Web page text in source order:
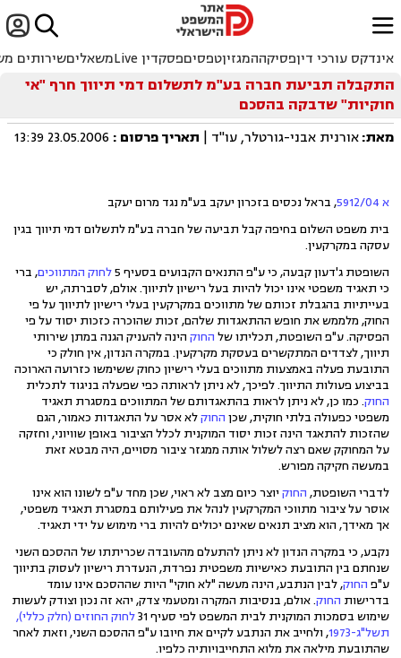

ﱐ
אינדקס עורכי דיןפסיקההמגזיןטפסיםפסקדין Live משאליםשירותים
התקבלה תביעת חברה בע"מ לתשלום דמי תיווך חרף "אי
חוקיות" שדבקה בהסכם
מאת:אורנית אבני-גורטלר, עו"ד | תאריך פרסום :
23.05.2006 13:39
א 5912/04
, בראל נכסים בזכרון יעקב בע"מ נגד מרום יעקב
בית משפט השלום בחיפה קבל תביעה של חברה בע"מ לתשלום דמי תיווך בגין
עסקה במקרקעין.
השופטת ג'דעון קבעה, כי ע"פ התנאים הקבועים בסעיף 5
לחוק המתווכים, ברי
כי תאגיד משפטי אינו יכול להיות בעל רישיון לתיווך. אולם, לסברתה, יש
בעייתיות בהגבלת זכותם של מתווכים במקרקעין בעלי רישיון לתיווך על פי
החוק, מלממש את חופש ההתאגדות שלהם, זכות שהוכרה כזכות יסוד על פי
הפסיקה. ע"פ השופטת, תכליתו של החוק הינה להעניק הגנה במתן שירותי
תיווך, לצדדים המתקשרים בעסקת מקרקעין. במקרה הנדון, אין חולק כי
התובעת פעלה באמצעות מתווכים בעלי רישיון כחוק ששימשו כזרועה הארוכה
בביצוע פעולות התיווך. לפיכך, לא ניתן לראותה כפי שפעלה בניגוד לתכלית
החוק. כמו כן, לא ניתן לראות בהתאגדותם של המתווכים במסגרת תאגיד
משפטי כפעולה בלתי חוקית, שכן החוקלא אסר על התאגדות כאמור, הגם
שהזכות להתאגד הינה זכות יסוד המוקנית לכלל הציבור באופן שוויוני, וחזקה
על המחוקק שאם רצה לשלול אותה ממגזר ציבור מסויים, היה מבטא זאת
במעשה חקיקה מפורש.
לדברי השופטת, החוק יוצר כיום מצב לא ראוי, שכן מחד ע"פ לשונו הוא אינו
אוסר על ציבור מתווכי המקרקעין לנהל את פעילותם במסגרת תאגיד משפטי,
אך מאידך, הוא מציב תנאים שאינם יכולים להיות ברי מימוש על ידי תאגיד.
נקבע, כי במקרה הנדון לא ניתן להתעלם מהעובדה שכריתתו של ההסכם השני
שנחתם בין התובעת כאישיות משפטית נפרדת, הנעדרת רישיון לעסוק בתיווך
ע"פ החוק, לבין הנתבע, הינה מעשה "לא חוקי" היות שההסכם אינו עומד
בדרישות החוק. אולם, בנסיבות המקרה ומטעמי צדק, יהא זה נכון וצודק לעשות
שימוש בסמכות המוקנית לבית המשפט לפי סעיף 31
לחוק החוזים (חלק כללי),
תשל"ג-1973
, ולחייב את הנתבע לקיים את חיובו ע"פ ההסכם השני, וזאת לאחר
שהתובעת מילאה את מלוא התחייבויותיה כלפיו.